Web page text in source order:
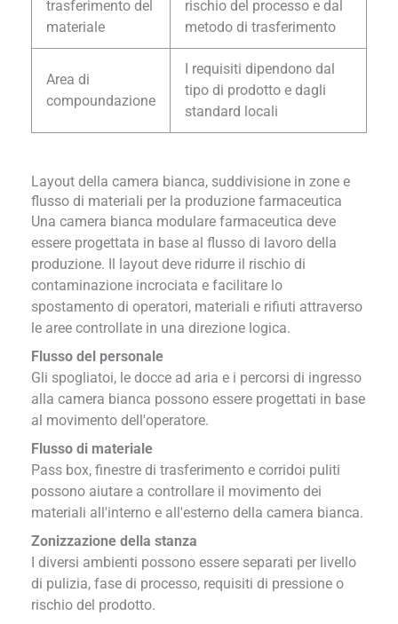
trasferimento del
materiale
rischio del processo e dal
metodo di trasferimento
Area di
compoundazione
I requisiti dipendono dal
tipo di prodotto e dagli
standard locali
Layout della camera bianca, suddivisione in zone e
flusso di materiali per la produzione farmaceutica
Una camera bianca modulare farmaceutica deve
essere progettata in base al flusso di lavoro della
produzione. Il layout deve ridurre il rischio di
contaminazione incrociata e facilitare lo
spostamento di operatori, materiali e rifiuti attraverso
le aree controllate in una direzione logica.
Flusso del personale
Gli spogliatoi, le docce ad aria e i percorsi di ingresso
alla camera bianca possono essere progettati in base
al movimento dell'operatore.
Flusso di materiale
Pass box, finestre di trasferimento e corridoi puliti
possono aiutare a controllare il movimento dei
materiali all'interno e all'esterno della camera bianca.
Zonizzazione della stanza
I diversi ambienti possono essere separati per livello
di pulizia, fase di processo, requisiti di pressione o
rischio del prodotto.